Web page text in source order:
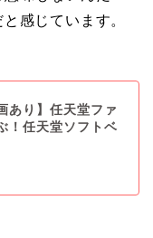
感じています。
あり】任天堂ファ
！任天堂ソフトベ